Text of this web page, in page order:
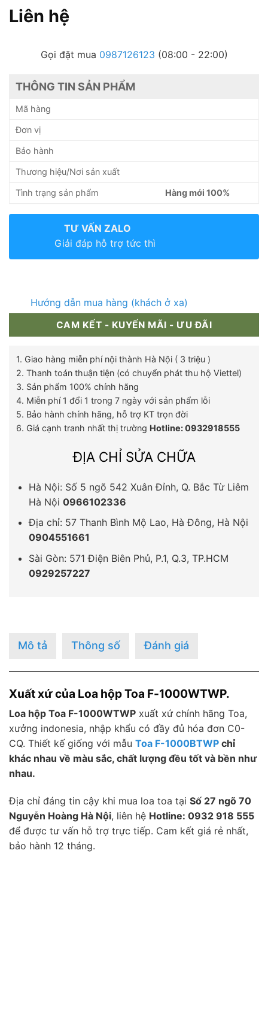
Liên hệ
Gọi đặt mua 0987126123 (08:00 - 22:00)
THÔNG TIN SẢN PHẨM
Mã hàng
Đơn vị
Bảo hành
Thương hiệu/Nơi sản xuất
Tình trạng sản phẩm Hàng mới 100%
TƯ VẤN ZALO
Giải đáp hỗ trợ tức thì
Hướng dẫn mua hàng (khách ở xa)
CAM KẾT - KUYẾN MÃI - ƯU ĐÃI
1. Giao hàng miễn phí nội thành Hà Nội ( 3 triệu )
2. Thanh toán thuận tiện (có chuyển phát thu hộ Viettel)
3. Sản phẩm 100% chính hãng
4. Miễn phí 1 đổi 1 trong 7 ngày với sản phẩm lỗi
5. Bảo hành chính hãng, hỗ trợ KT trọn đời
6. Giá cạnh tranh nhất thị trường Hotline: 0932918555
ĐỊA CHỈ SỬA CHỮA
Hà Nội: Số 5 ngõ 542 Xuân Đỉnh, Q. Bắc Từ Liêm
Hà Nội 0966102336
Địa chỉ: 57 Thanh Bình Mộ Lao, Hà Đông, Hà Nội
0904551661
Sài Gòn: 571 Điện Biên Phủ, P.1, Q.3, TP.HCM
0929257227
Mô tả Thông số Đánh giá
Xuất xứ của Loa hộp Toa F-1000WTWP.
Loa hộp Toa F-1000WTWP xuất xứ chính hãng Toa,
xưởng indonesia, nhập khẩu có đầy đủ hóa đơn C0-
CQ. Thiết kế giống với mẫu Toa F-1000BTWP chỉ
khác nhau về màu sắc, chất lượng đều tốt và bền như
nhau.
Địa chỉ đáng tin cậy khi mua loa toa tại Số 27 ngõ 70
Nguyễn Hoàng Hà Nội, liên hệ Hotline: 0932 918 555
để được tư vấn hỗ trợ trực tiếp. Cam kết giá rẻ nhất,
bảo hành 12 tháng.